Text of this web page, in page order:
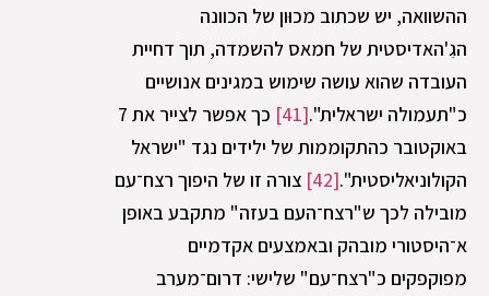
ההשוואה, יש שכתוב מכוּון של הכוונה
הגִ'האדיסטית של חמאס להשמדה, תוך דחיית
העובדה שהוא עושה שימוש במגינים אנושיים
כ"תעמולה ישראלית".[41]
כך אפשר לצייר את 7
באוקטובר כהתקוממות של ילידים נגד "ישראל
הקולוניאליסטית".[42]
צורה זו של היפוך רצח־עם
מובילה לכך ש"רצח־העם בעזה" מתקבע באופן
א־היסטורי מובהק ובאמצעים אקדמיים
מפוקפקים כ"רצח־עם" שלישי: דרום־מערב